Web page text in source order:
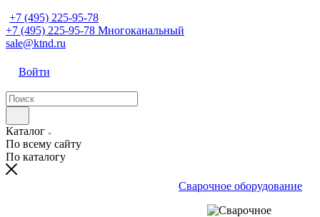
+7 (495) 225-95-78
+7 (495) 225-95-78 Многоканальный
sale@ktnd.ru
Войти
Каталог
По всему сайту
По каталогу
Сварочное оборудование